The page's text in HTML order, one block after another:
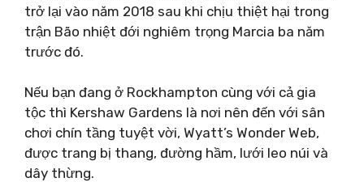
trở lại vào năm 2018 sau khi chịu thiệt hại trong
trận Bão nhiệt đới nghiêm trọng Marcia ba năm
trước đó.
Nếu bạn đang ở Rockhampton cùng với cả gia
tộc thì Kershaw Gardens là nơi nên đến với sân
chơi chín tầng tuyệt vời, Wyatt’s Wonder Web,
được trang bị thang, đường hầm, lưới leo núi và
dây thừng.